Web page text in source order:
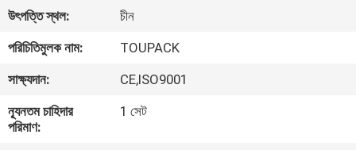
আমাদের
সম্পর্কে
ফ্যাক্টরি
ট্যুর
উৎপত্তি স্থল:
চীন
পরিচিতিমুলক নাম:
TOUPACK
সাক্ষ্যদান:
CE,ISO9001
ন্যূনতম চাহিদার
পরিমাণ:
1 সেট